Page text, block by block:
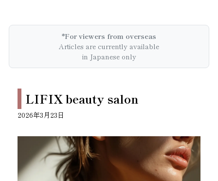
*For viewers from overseas
Articles are currently available
in Japanese only
LIFIX beauty salon
2026年3月23日